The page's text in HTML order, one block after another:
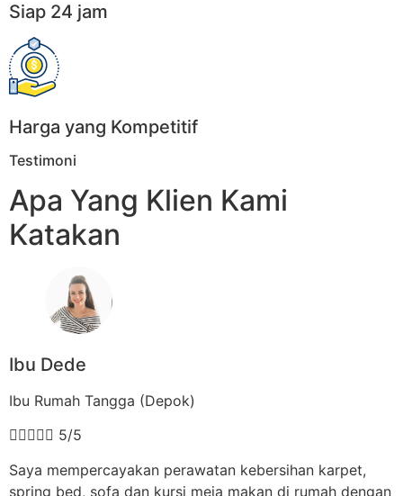
Siap 24 jam
Harga yang Kompetitif
Testimoni
Apa Yang Klien Kami
Katakan
Ibu Dede
Ibu Rumah Tangga (Depok)
 5/5
Saya mempercayakan perawatan kebersihan karpet,
spring bed, sofa dan kursi meja makan di rumah dengan